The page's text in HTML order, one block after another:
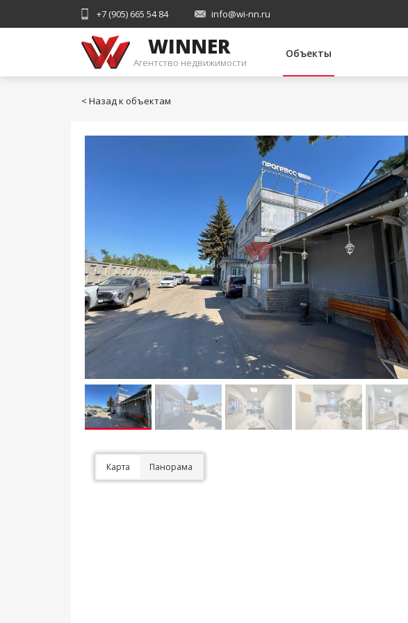
+7 (905) 665 54 84 info@wi-nn.ru
WINNER
Агентство недвижимости
Объекты
< Назад к объектам
Карта Панорама